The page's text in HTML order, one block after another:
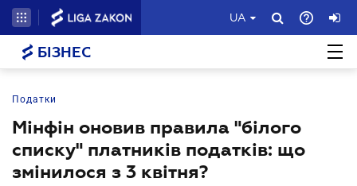
UA
БІЗНЕС
Податки
Мінфін оновив правила "білого
списку" платників податків: що
змінилося з 3 квітня?